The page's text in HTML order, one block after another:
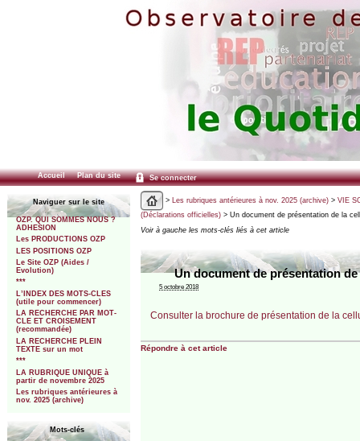
Accueil Plan du site Se connecter
Naviguer sur le site
OZP. QUI SOMMES NOUS ?
ADHESION
Les PRODUCTIONS OZP
LES POSITIONS OZP
Le Site OZP (Aides /
Evolution)
***
L’INDEX DES MOTS-CLES
(utile pour commencer)
LA RECHERCHE PAR MOT-
CLE ET CROISEMENT
(recommandée)
LA RECHERCHE PLEIN
TEXTE sur un mot
***
LA RUBRIQUE UNIQUE à
partir de novembre 2025
Les rubriques antérieures à
nov. 2025 (archive)
Mots-clés
> Les rubriques antérieures à nov. 2025 (archive)> VIE
(Déclarations officielles)> Un document de présentation de la
Voir à gauche les mots-clés liés à cet article
Un document de présentation
5 octobre 2018
Consulter la brochure de présentation de la
Répondre à cet article